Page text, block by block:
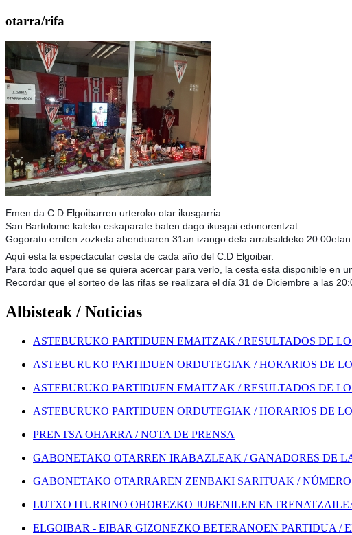
otarra/rifa
Emen da C.D Elgoibarren urteroko otar ikusgarria.
San Bartolome kaleko eskaparate baten dago ikusgai edonorentzat.
Gogoratu errifen zozketa abenduaren 31an izango dela arratsaldeko
Aquí esta la espectacular cesta de cada año del C.D Elgoibar.
Para todo aquel que se quiera acercar para verlo, la cesta esta disponible en
Recordar que el sorteo de las rifas se realizara el día 31 de Diciembre a las
Albisteak / Noticias
ASTEBURUKO PARTIDUEN EMAITZAK / RESULTADOS DE
ASTEBURUKO PARTIDUEN ORDUTEGIAK / HORARIOS DE
ASTEBURUKO PARTIDUEN EMAITZAK / RESULTADOS DE
ASTEBURUKO PARTIDUEN ORDUTEGIAK / HORARIOS DE
PRENTSA OHARRA / NOTA DE PRENSA
GABONETAKO OTARREN IRABAZLEAK / GANADORES DE
GABONETAKO OTARRAREN ZENBAKI SARITUAK /
LUTXO ITURRINO OHOREZKO JUBENILEN
ELGOIBAR - EIBAR GIZONEZKO BETERANOEN PARTIDUA /